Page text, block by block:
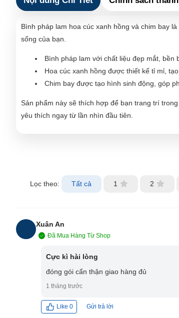
Bình pháp lam hoa cúc xanh hồng và chim bay
sống của bạn.
Bình pháp lam với chất liệu đẹp mắt, bền
Hoa cúc xanh hồng được thiết kế tỉ mỉ,
Chim bay được tạo hình sinh động, góp
Sản phẩm này sẽ thích hợp để bạn trang trí
yêu thích ngay từ lần nhìn đầu tiên.
Lọc theo: Tất cả 1 2
Xuân An
Đã Mua Hàng Từ Shop
Cực kì hài lòng
đóng gói cẩn thận giao hàng đủ
1 tháng trước
Like 0 Gửi trả lời